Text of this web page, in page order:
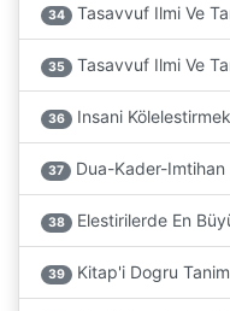
34 Tasavvuf Ilmi Ve
35 Tasavvuf Ilmi Ve
36 Insani
37 Dua-Kader-
38 Elestirilerde En
39 Kitap'i Dogru